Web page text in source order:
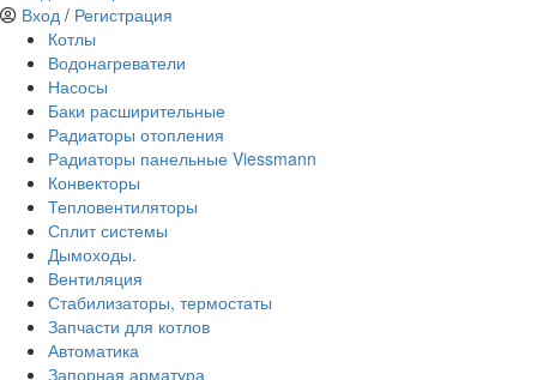
Вход / Регистрация
Котлы
Водонагреватели
Насосы
Баки расширительные
Радиаторы отопления
Радиаторы панельные Viessmann
Конвекторы
Тепловентиляторы
Сплит системы
Дымоходы.
Вентиляция
Стабилизаторы, термостаты
Запчасти для котлов
Автоматика
Запорная арматура